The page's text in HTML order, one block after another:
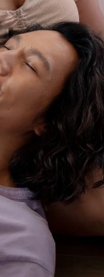
我的地址
我的訂閱
品
預計送達日期 8/10/26
預計送達日期 8/9/26
預計送達日期8/9/26
預計送達日期8/12/26
預計送達日期 8/9/26
預計送達日期
預計送達日期